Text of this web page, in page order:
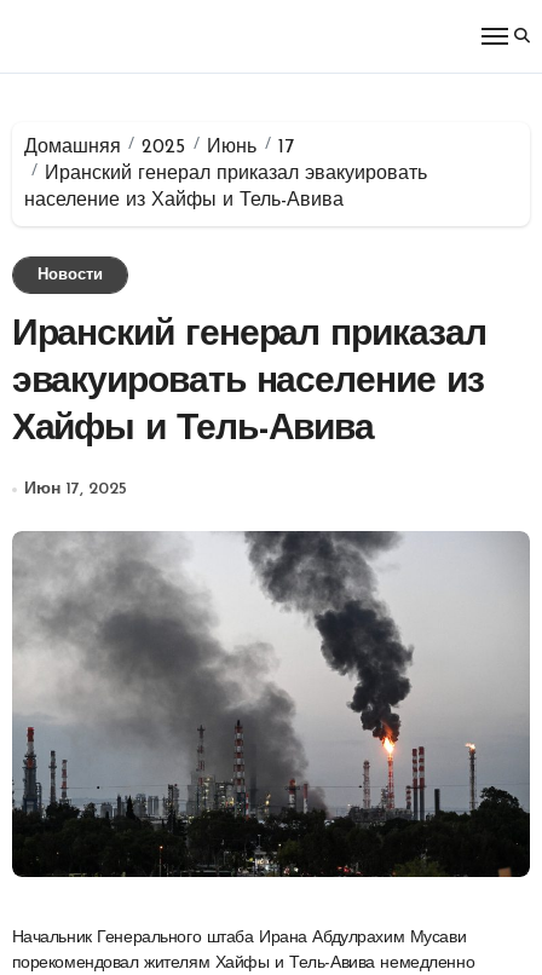
Домашняя 2025 Июнь
17
Иранский генерал приказал эвакуировать
население из Хайфы и Тель-Авива
Новости
Иранский генерал приказал
эвакуировать население из
Хайфы и Тель-Авива
Июн 17, 2025
Начальник Генерального штаба Ирана Абдулрахим Мусави
порекомендовал жителям Хайфы и Тель-Авива немедленно